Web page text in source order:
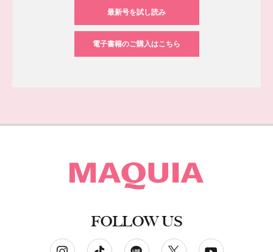
最新号を試し読み
電子書籍のご購入はこちら
FOLLOW US